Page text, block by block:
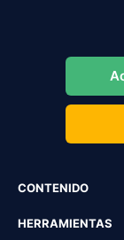
CONTENIDO
HERRAMIENTAS